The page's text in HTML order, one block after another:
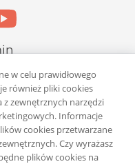
w celu prawidłowego
również pliki cookies
zewnętrznych narzędzi
Informacje
cookies przetwarzane
Czy wyrażasz
plików cookies na